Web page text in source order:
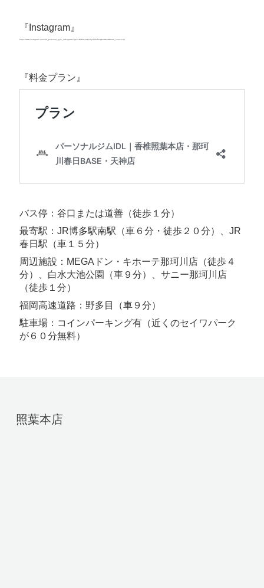
『Instagram』
https://www.instagram.com/idl_personal_gym_nakagawa?igsh=MWVsYXFxMjJ5Z2U5YQ%3D%3D&utm_source=qr
『料金プラン』
バス停：谷口または道善（徒歩１分）
最寄駅：JR博多駅南駅（車６分・徒歩２０分）、JR
春日駅（車１５分）
周辺施設：MEGAドン・キホーテ那珂川店（徒歩４
分）、白水大池公園（車９分）、サニー那珂川店
（徒歩１分）
福岡高速道路：野多目（車９分）
駐車場：コインパーキング有（近くのセイワパーク
が６０分無料）
照葉本店